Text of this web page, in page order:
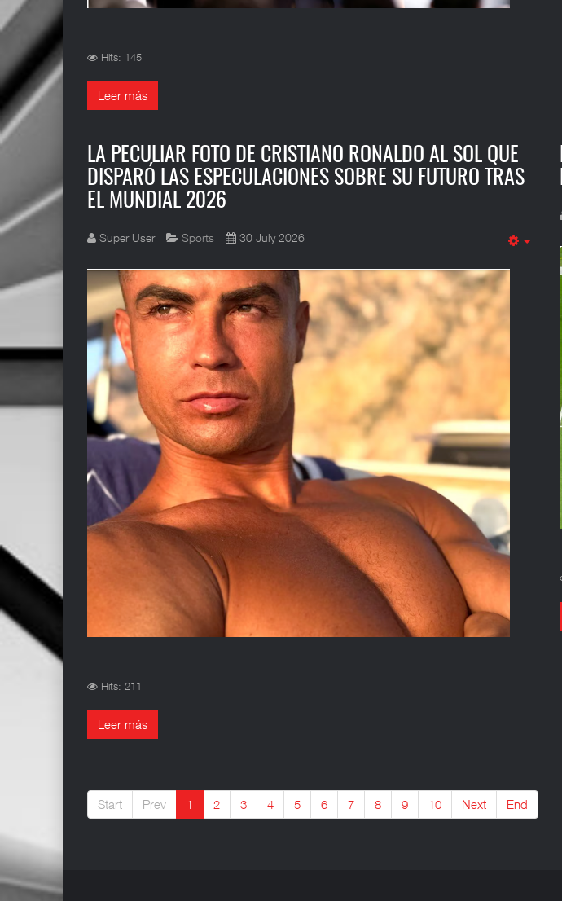
Hits: 145
Leer más
LA PECULIAR FOTO DE CRISTIANO RONALDO AL SOL QUE
DISPARÓ LAS ESPECULACIONES SOBRE SU FUTURO TRAS
EL MUNDIAL 2026
Empty
Super User Sports 30 July 2026
Hits: 211
Leer más
Start Prev 1 2 3 4 5 6 7 8 9 10 Next End